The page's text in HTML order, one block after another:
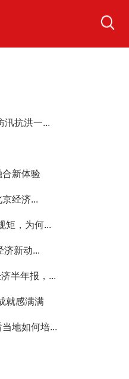
抗洪一...
新体验
京经济...
矩，为何...
济新动...
半年报，...
就感满满
地如何培...